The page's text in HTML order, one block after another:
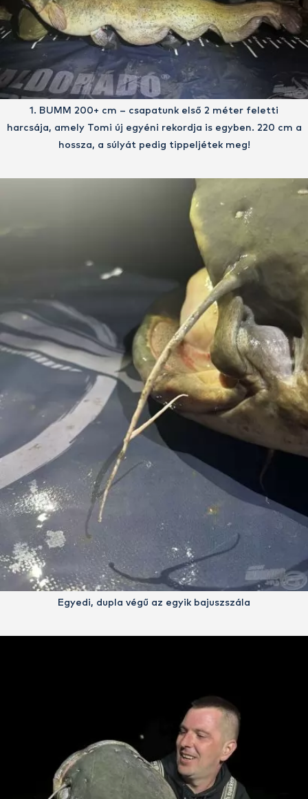
1. BUMM 200+ cm – csapatunk első 2 méter feletti
harcsája, amely Tomi új egyéni rekordja is egyben. 220 cm a
hossza, a súlyát pedig tippeljétek meg!
Egyedi, dupla végű az egyik bajuszszála